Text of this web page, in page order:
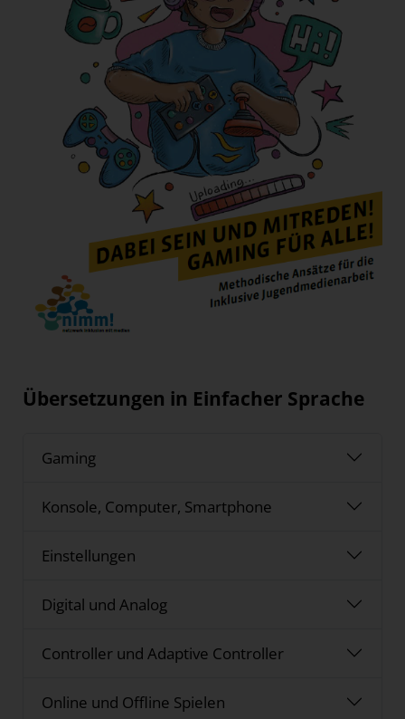
Übersetzungen in Einfacher Sprache
Gaming
Konsole, Computer, Smartphone
Einstellungen
Digital und Analog
Controller und Adaptive Controller
Online und Offline Spielen